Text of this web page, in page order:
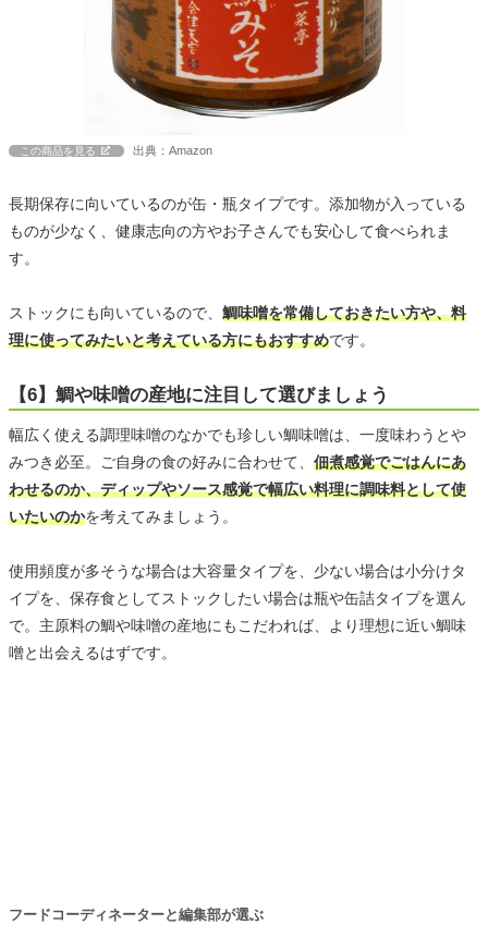
この商品を見る 出典：Amazon
長期保存に向いているのが缶・瓶タイプです。添加物が入っている
ものが少なく、健康志向の方やお子さんでも安心して食べられま
す。
ストックにも向いているので、 鯛味噌を常備しておきたい方や、料
理に使ってみたいと考えている方にもおすすめです。
【6】鯛や味噌の産地に注目して選びましょう
幅広く使える調理味噌のなかでも珍しい鯛味噌は、一度味わうとや
みつき必至。ご自身の食の好みに合わせて、 佃煮感覚でごはんにあ
わせるのか、ディップやソース感覚で幅広い料理に調味料として使
いたいのかを考えてみましょう。
使用頻度が多そうな場合は大容量タイプを、少ない場合は小分けタ
イプを、保存食としてストックしたい場合は瓶や缶詰タイプを選ん
で。主原料の鯛や味噌の産地にもこだわれば、より理想に近い鯛味
噌と出会えるはずです。
フードコーディネーターと編集部が選ぶ